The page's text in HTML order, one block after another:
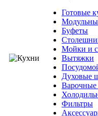
Готовые
Буфеты
Мойки и
Вытяжки
Духовые
Варочные
Фильтры